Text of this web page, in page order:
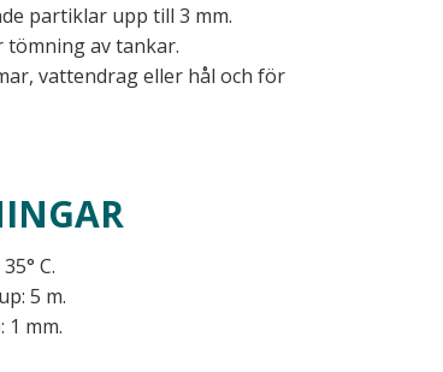
partiklar upp till 3 mm.
tömning av tankar.
vattendrag eller hål och för
C.
5 m.
1 mm.